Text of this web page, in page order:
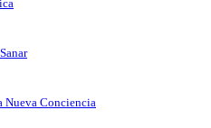
Nueva Conciencia